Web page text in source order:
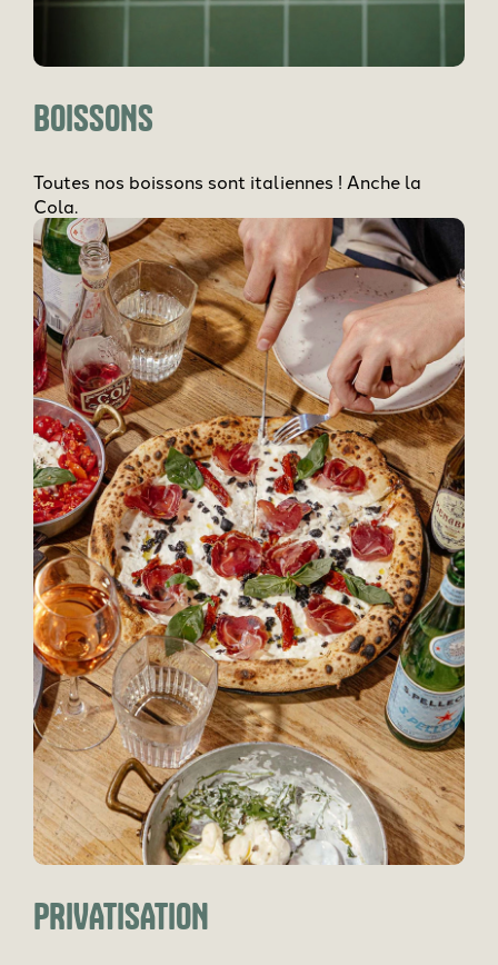
BOISSONS
Toutes nos boissons sont italiennes ! Anche la
Cola.
PRIVATISATION